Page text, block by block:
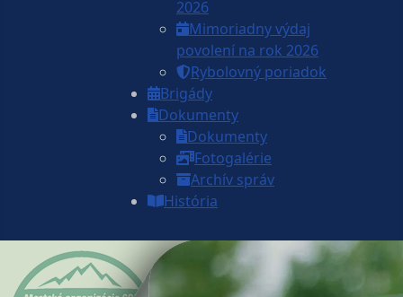
2026
Mimoriadny výdaj
povolení na rok 2026
Rybolovný poriadok
Brigády
Dokumenty
Dokumenty
Fotogalérie
Archív správ
História